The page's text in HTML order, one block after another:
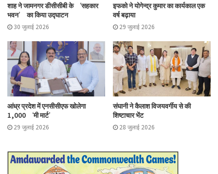
शाह ने जामनगर डीसीसीबी के ‘सहकार
भवन’ का किया उद्घाटन
30 जुलाई 2026
इफको ने योगेन्द्र कुमार का कार्यकाल एक
वर्ष बढ़ाया
29 जुलाई 2026
आंध्र प्रदेश में एनसीसीएफ खोलेगा
1,000 ‘मी मार्ट’
29 जुलाई 2026
संघानी ने कैलाश विजयवर्गीय से की
शिष्टाचार भेंट
28 जुलाई 2026